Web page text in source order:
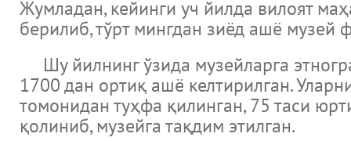
Жумладан, кейинги уч йилда вилоят
берилиб, тўрт мингдан зиёд ашё музей
Шу йилнинг ўзида музейларга
1700 дан ортиқ ашё келтирилган.
томонидан туҳфа қилинган, 75 таси
қолиниб, музейга тақдим этилган.
новости